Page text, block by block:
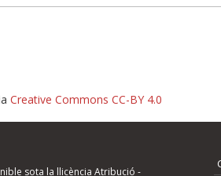
Creative Commons CC-BY 4.0
sota la llicència Atribució -